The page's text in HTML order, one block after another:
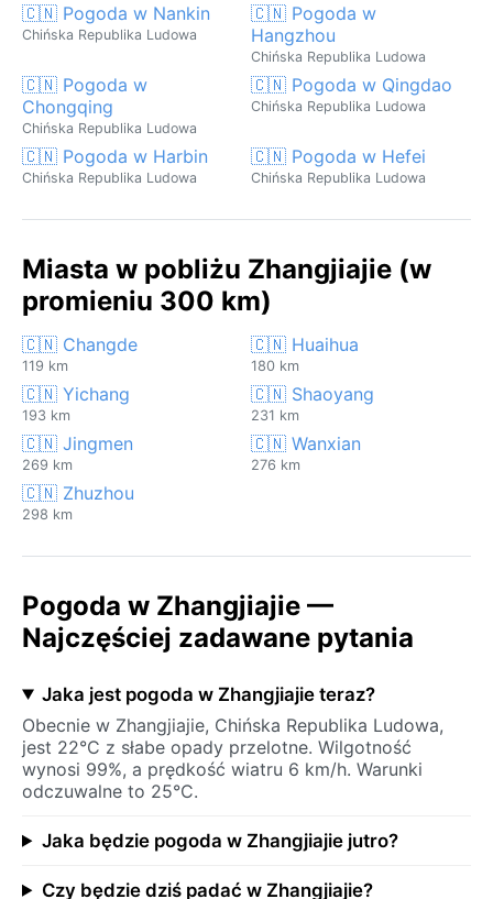
🇨🇳 Pogoda w Nankin
Chińska Republika Ludowa
🇨🇳 Pogoda w
Hangzhou
Chińska Republika Ludowa
🇨🇳 Pogoda w
Chongqing
Chińska Republika Ludowa
🇨🇳 Pogoda w Qingdao
Chińska Republika Ludowa
🇨🇳 Pogoda w Harbin
Chińska Republika Ludowa
🇨🇳 Pogoda w Hefei
Chińska Republika Ludowa
Miasta w pobliżu Zhangjiajie (w
promieniu 300 km)
🇨🇳 Changde
119 km
🇨🇳 Huaihua
180 km
🇨🇳 Yichang
193 km
🇨🇳 Shaoyang
231 km
🇨🇳 Jingmen
269 km
🇨🇳 Wanxian
276 km
🇨🇳 Zhuzhou
298 km
Pogoda w Zhangjiajie —
Najczęściej zadawane pytania
Jaka jest pogoda w Zhangjiajie teraz?
Obecnie w Zhangjiajie, Chińska Republika Ludowa,
jest 22°C z słabe opady przelotne. Wilgotność
wynosi 99%, a prędkość wiatru 6 km/h. Warunki
odczuwalne to 25°C.
Jaka będzie pogoda w Zhangjiajie jutro?
Czy będzie dziś padać w Zhangjiajie?